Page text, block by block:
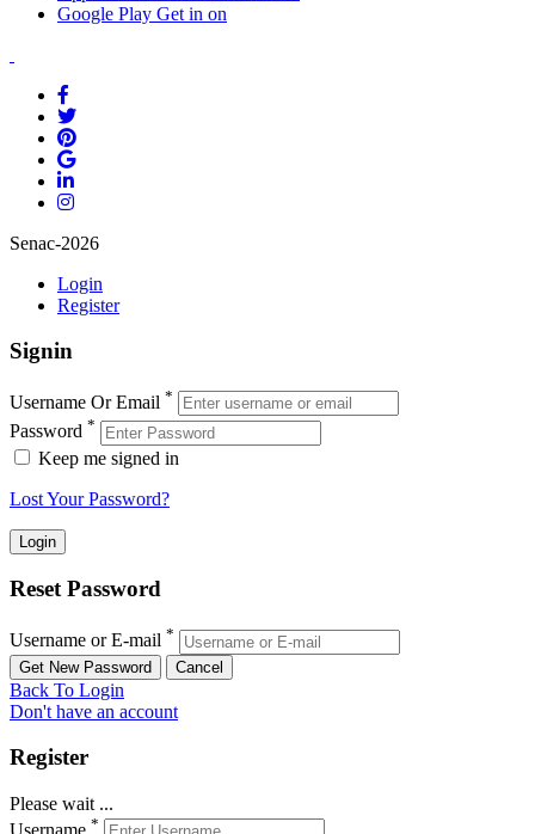
Google Play Get in on
Senac-2026
Login
Register
Signin
Username Or Email *
Password *
Keep me signed in
Lost Your Password?
Reset Password
Username or E-mail *
Back To Login
Don't have an account
Register
Please wait ...
*